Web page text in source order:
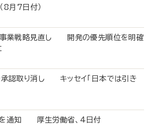
（8月7日付）
事業戦略見直し 開発の優先順位を明確
承認取り消し キッセイ「日本では引き
を通知 厚生労働省、4日付